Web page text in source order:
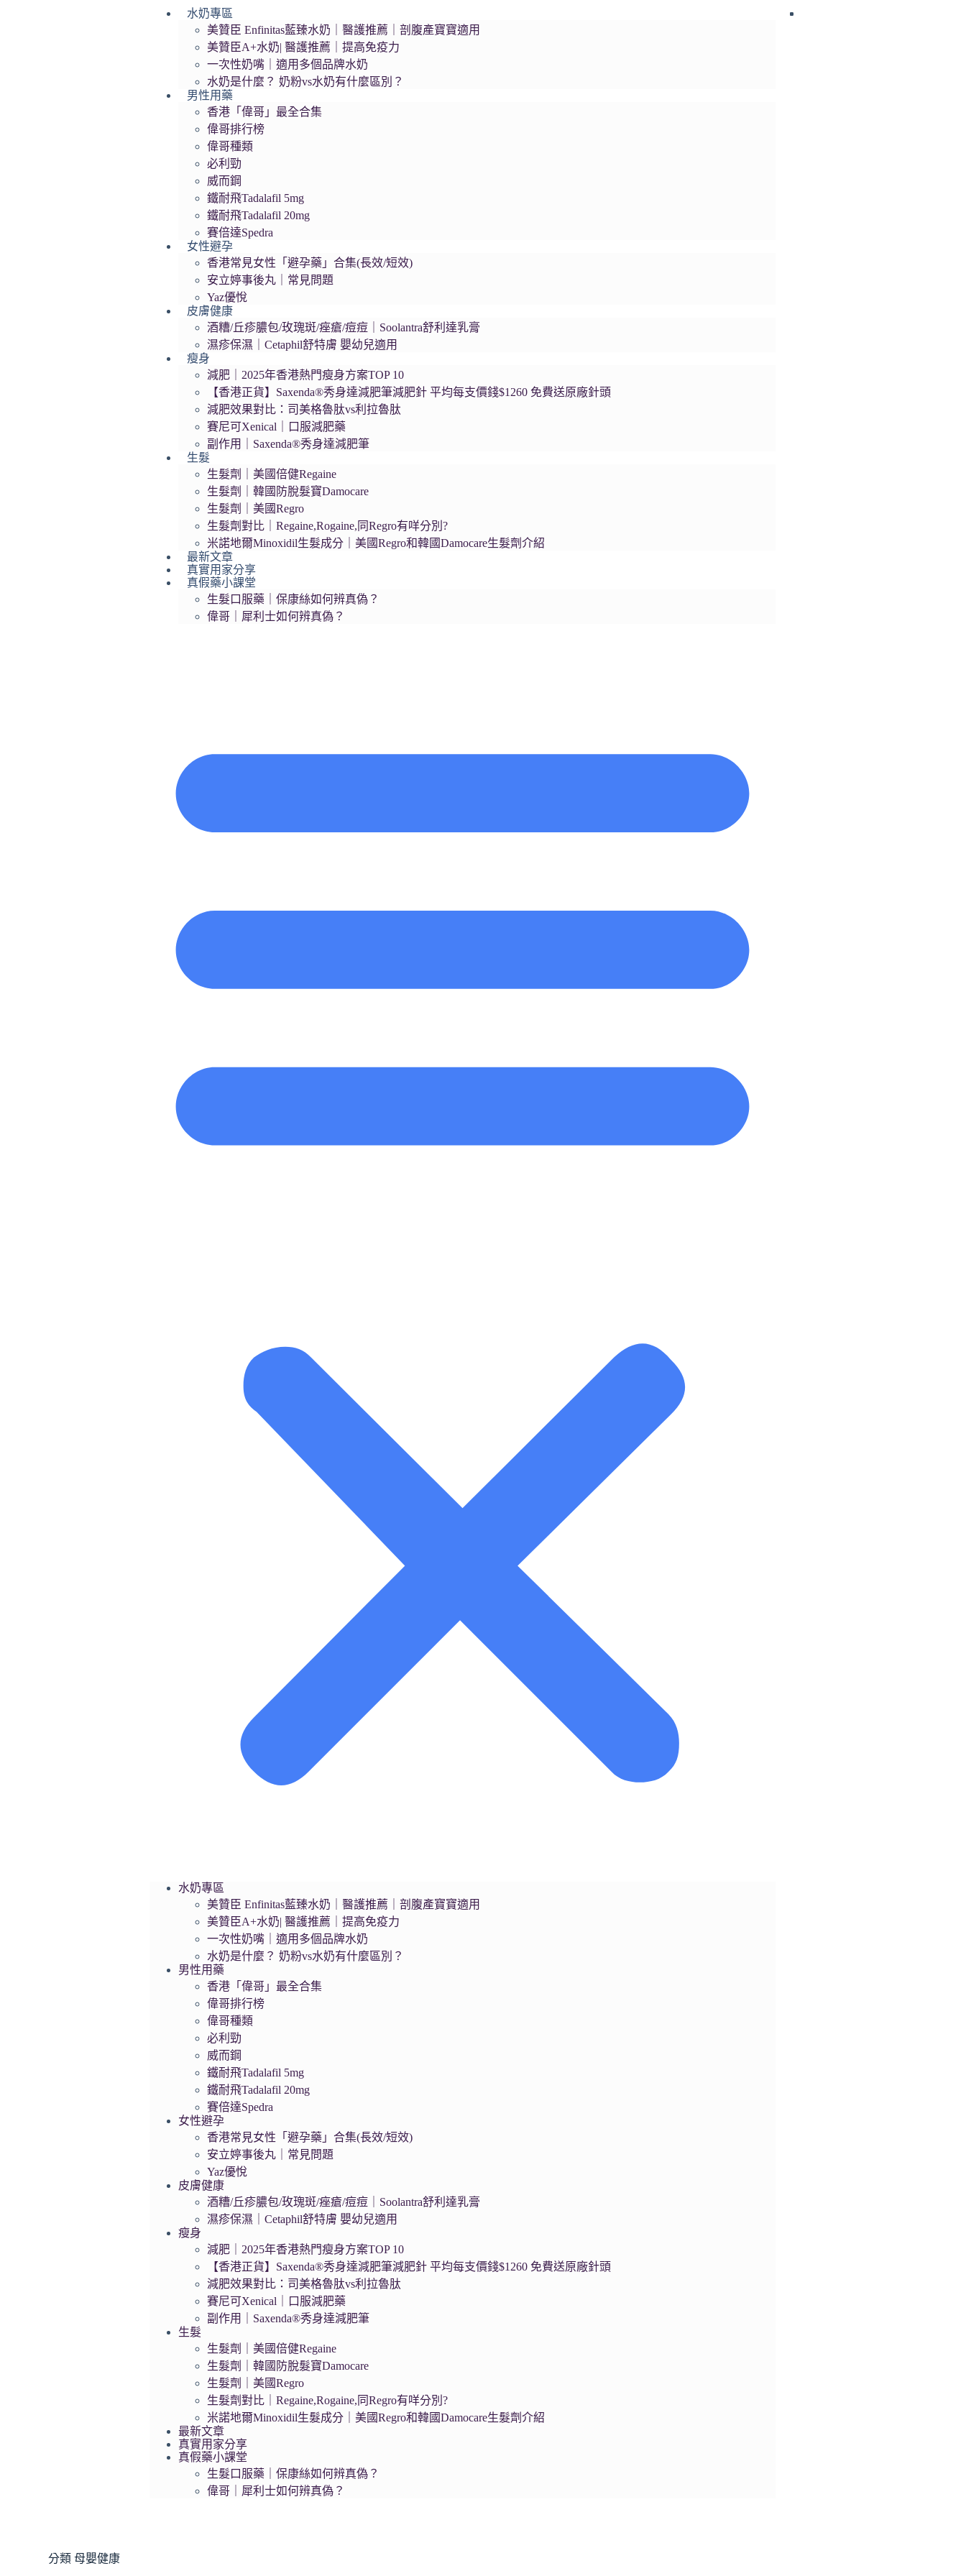
水奶專區
美贊臣 Enfinitas藍臻水奶｜醫護推薦｜剖腹產寶寶適用
美贊臣A+水奶| 醫護推薦｜提高免疫力
一次性奶嘴｜適用多個品牌水奶
水奶是什麼？ 奶粉vs水奶有什麼區別？
男性用藥
香港「偉哥」最全合集
偉哥排行榜
偉哥種類
必利勁
威而鋼
鐵耐飛Tadalafil 5mg
鐵耐飛Tadalafil 20mg
賽倍達Spedra
女性避孕
香港常見女性「避孕藥」合集(長效/短效)
安立婷事後丸｜常見問題
Yaz優悅
皮膚健康
酒糟/丘疹膿包/玫瑰斑/痤瘡/痘痘｜Soolantra舒利達乳膏
濕疹保濕｜Cetaphil舒特膚 嬰幼兒適用
瘦身
減肥｜2025年香港熱門瘦身方案TOP 10
【香港正貨】Saxenda®秀身達減肥筆減肥針 平均每支價錢$1260 免費送原廠針頭
減肥效果對比：司美格魯肽vs利拉魯肽
賽尼可Xenical｜口服減肥藥
副作用｜Saxenda®秀身達減肥筆
生髮
生髮劑｜美國倍健Regaine
生髮劑｜韓國防脫髮寶Damocare
生髮劑｜美國Regro
生髮劑對比｜Regaine,Rogaine,同Regro有咩分別?
米諾地爾Minoxidil生髮成分｜美國Regro和韓國Damocare生髮劑介紹
最新文章
真實用家分享
真假藥小課堂
生髮口服藥｜保康絲如何辨真偽？
偉哥｜犀利士如何辨真偽？
水奶專區
美贊臣 Enfinitas藍臻水奶｜醫護推薦｜剖腹產寶寶適用
美贊臣A+水奶| 醫護推薦｜提高免疫力
一次性奶嘴｜適用多個品牌水奶
水奶是什麼？ 奶粉vs水奶有什麼區別？
男性用藥
香港「偉哥」最全合集
偉哥排行榜
偉哥種類
必利勁
威而鋼
鐵耐飛Tadalafil 5mg
鐵耐飛Tadalafil 20mg
賽倍達Spedra
女性避孕
香港常見女性「避孕藥」合集(長效/短效)
安立婷事後丸｜常見問題
Yaz優悅
皮膚健康
酒糟/丘疹膿包/玫瑰斑/痤瘡/痘痘｜Soolantra舒利達乳膏
濕疹保濕｜Cetaphil舒特膚 嬰幼兒適用
瘦身
減肥｜2025年香港熱門瘦身方案TOP 10
【香港正貨】Saxenda®秀身達減肥筆減肥針 平均每支價錢$1260 免費送原廠針頭
減肥效果對比：司美格魯肽vs利拉魯肽
賽尼可Xenical｜口服減肥藥
副作用｜Saxenda®秀身達減肥筆
生髮
生髮劑｜美國倍健Regaine
生髮劑｜韓國防脫髮寶Damocare
生髮劑｜美國Regro
生髮劑對比｜Regaine,Rogaine,同Regro有咩分別?
米諾地爾Minoxidil生髮成分｜美國Regro和韓國Damocare生髮劑介紹
最新文章
真實用家分享
真假藥小課堂
生髮口服藥｜保康絲如何辨真偽？
偉哥｜犀利士如何辨真偽？
分類 母嬰健康